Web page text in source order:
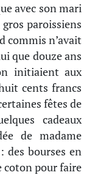
avec son mari
paroissiens
commis n’avait
que douze ans
initiaient aux
cents francs
fêtes de
cadeaux
de madame
des bourses en
coton pour faire